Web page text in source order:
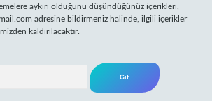
aykırı olduğunu düşündüğünüz içerikleri,
adresine bildirmeniz halinde, ilgili içerikler
kaldırılacaktır.